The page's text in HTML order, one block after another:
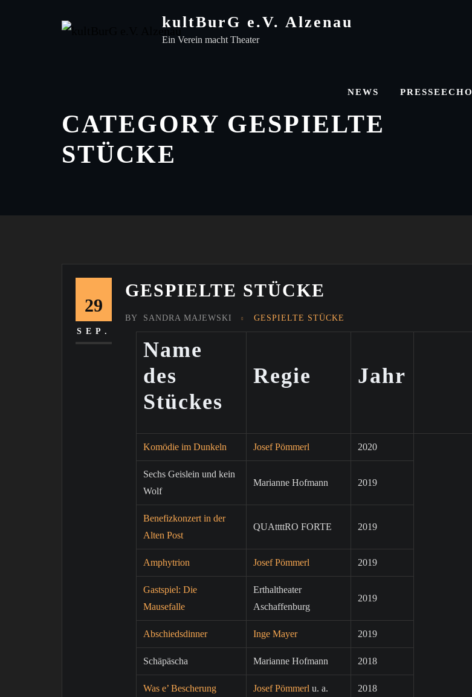
kultBurG e.V. Alzenau
Ein Verein macht Theater
NEWS PRESSEECHO
CATEGORY GESPIELTE
STÜCKE
29
SEP.
GESPIELTE STÜCKE
BY SANDRA MAJEWSKI GESPIELTE STÜCKE
Name
des
Stückes
Regie Jahr
Komödie im Dunkeln Josef Pömmerl 2020
Sechs Geislein und kein
Wolf
Marianne Hofmann 2019
Benefizkonzert in der
Alten Post
QUAttttRO FORTE 2019
Amphytrion Josef Pömmerl 2019
Gastspiel: Die
Mausefalle
Erthaltheater
Aschaffenburg
2019
Abschiedsdinner Inge Mayer 2019
Schäpäscha Marianne Hofmann 2018
Was e’ Bescherung Josef Pömmerl u. a. 2018